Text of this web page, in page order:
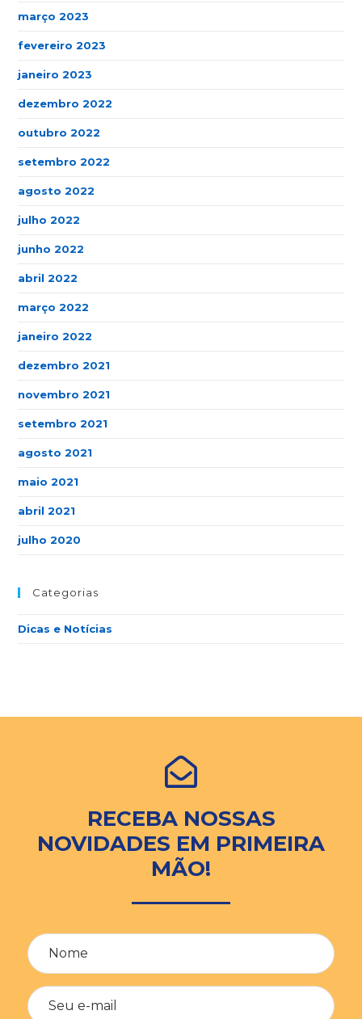
março 2023
fevereiro 2023
janeiro 2023
dezembro 2022
outubro 2022
setembro 2022
agosto 2022
julho 2022
junho 2022
abril 2022
março 2022
janeiro 2022
dezembro 2021
novembro 2021
setembro 2021
agosto 2021
maio 2021
abril 2021
julho 2020
Categorias
Dicas e Notícias
RECEBA NOSSAS
NOVIDADES EM PRIMEIRA
MÃO!